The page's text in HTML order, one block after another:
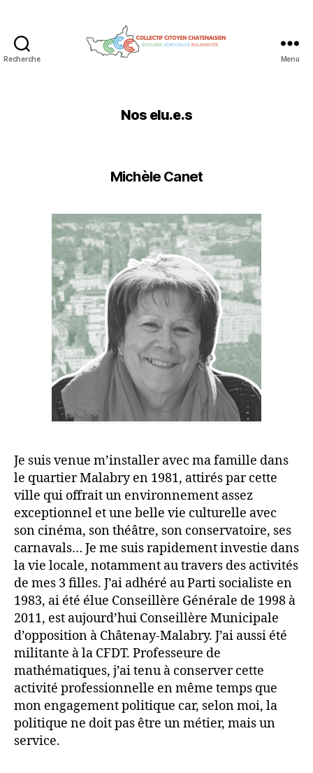
Recherche Menu
Nos elu.e.s
Michèle Canet
Je suis venue m’installer avec ma famille dans
le quartier Malabry en 1981, attirés par cette
ville qui offrait un environnement assez
exceptionnel et une belle vie culturelle avec
son cinéma, son théâtre, son conservatoire, ses
carnavals… Je me suis rapidement investie dans
la vie locale, notamment au travers des activités
de mes 3 filles. J’ai adhéré au Parti socialiste en
1983, ai été élue Conseillère Générale de 1998 à
2011, est aujourd’hui Conseillère Municipale
d’opposition à Châtenay-Malabry. J’ai aussi été
militante à la CFDT. Professeure de
mathématiques, j’ai tenu à conserver cette
activité professionnelle en même temps que
mon engagement politique car, selon moi, la
politique ne doit pas être un métier, mais un
service.